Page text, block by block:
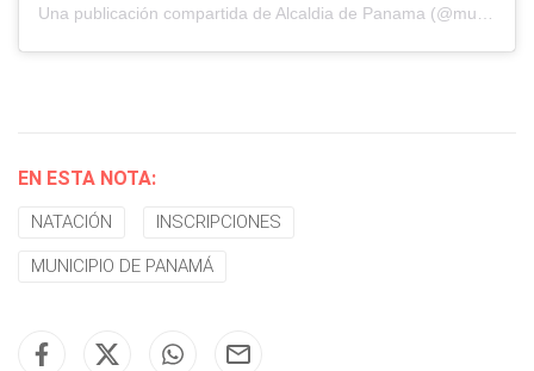
EN ESTA NOTA:
NATACIÓN INSCRIPCIONES
MUNICIPIO DE PANAMÁ